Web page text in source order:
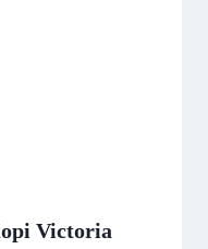
Victoria